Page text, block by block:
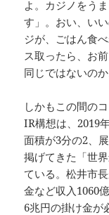
よ。カジノをう
す」。おい、い
ジが、ごはん食
ス取ったら、お
同じではないのか
しかもこの間の
IR構想は、2019
面積が3分の2、
掲げてきた「世
ている。松井市
金など収入1060
6兆円の掛け金が